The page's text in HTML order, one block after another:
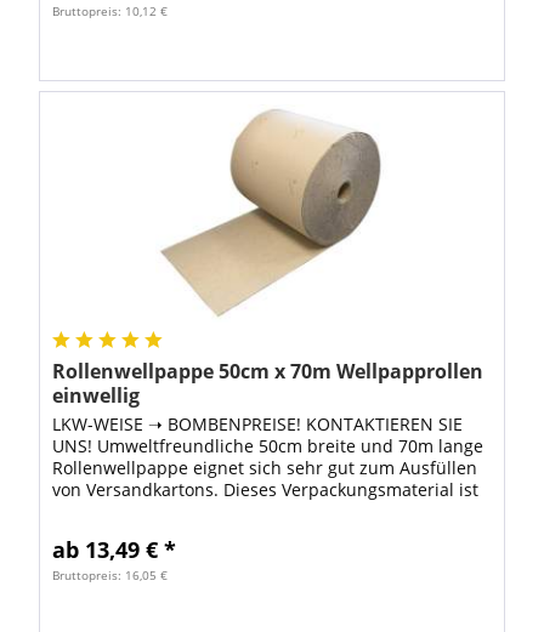
Bruttopreis: 10,12 €
Rollenwellpappe 50cm x 70m Wellpapprollen
einwellig
LKW-WEISE ➝ BOMBENPREISE! KONTAKTIEREN SIE
UNS! Umweltfreundliche 50cm breite und 70m lange
Rollenwellpappe eignet sich sehr gut zum Ausfüllen
von Versandkartons. Dieses Verpackungsmaterial ist
ab 13,49 € *
Bruttopreis: 16,05 €